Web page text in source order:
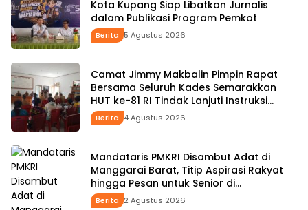
Kota Kupang Siap Libatkan Jurnalis
dalam Publikasi Program Pemkot
Berita 5 Agustus 2026
Camat Jimmy Makbalin Pimpin Rapat
Bersama Seluruh Kades Semarakkan
HUT ke-81 RI Tindak Lanjuti Instruksi
Bupati SBS dan Wabup HMS
Berita 4 Agustus 2026
Mandataris PMKRI Disambut Adat di
Manggarai Barat, Titip Aspirasi Rakyat
hingga Pesan untuk Senior di
Pemerintahan
Berita 2 Agustus 2026